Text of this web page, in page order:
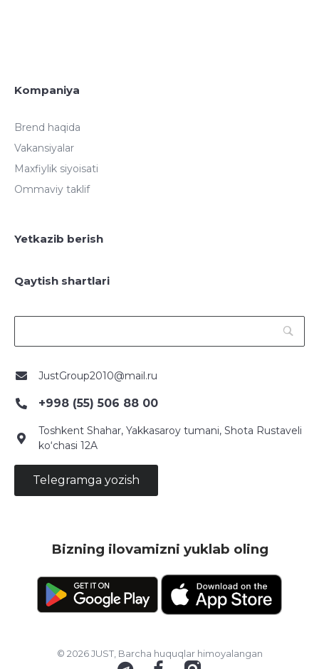
Kompaniya
Brend haqida
Vakansiyalar
Maxfiylik siyoisati
Ommaviy taklif
Yetkazib berish
Qaytish shartlari
JustGroup2010@mail.ru
+998 (55) 506 88 00
Toshkent Shahar, Yakkasaroy tumani, Shota Rustaveli
ko‘chasi 12A
Telegramga yozish
Bizning ilovamizni yuklab oling
© 2026 JUST, Barcha huquqlar himoyalangan